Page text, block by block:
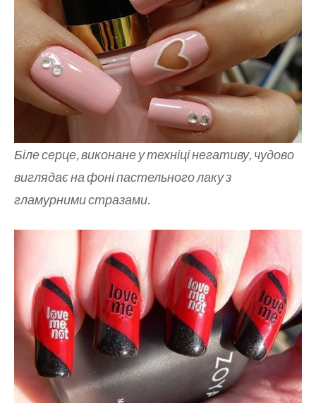
Біле серце, виконане у техніці негативу, чудово
виглядає на фоні пастельного лаку з
гламурними стразами.